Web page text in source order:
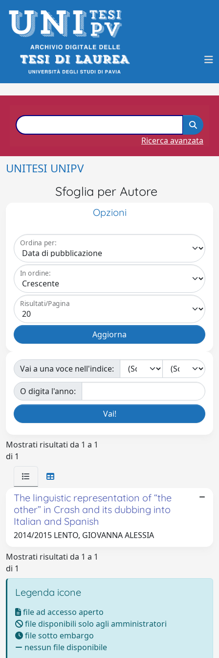
Ricerca avanzata
UNITESI UNIPV
Sfoglia per Autore
Opzioni
Ordina per:
In ordine:
Risultati/Pagina
Vai a una voce nell'indice:
O digita l'anno:
Mostrati risultati da 1 a 1
di 1
The linguistic representation of “the
other” in Crash and its dubbing into
Italian and Spanish
2014/2015 LENTO, GIOVANNA ALESSIA
Mostrati risultati da 1 a 1
di 1
Legenda icone
file ad accesso aperto
file disponibili solo agli amministratori
file sotto embargo
nessun file disponibile